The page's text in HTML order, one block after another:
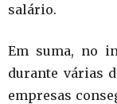
salário.
Em suma, no
durante várias
empresas